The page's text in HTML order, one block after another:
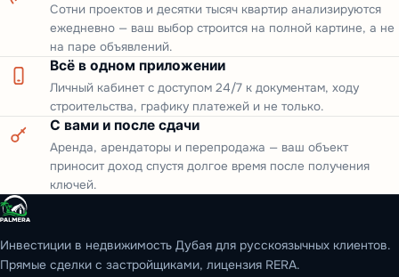
Сотни проектов и десятки тысяч квартир анализируются
ежедневно — ваш выбор строится на полной картине, а не
на паре объявлений.
Всё в одном приложении
Личный кабинет с доступом 24/7 к документам, ходу
строительства, графику платежей и не только.
С вами и после сдачи
Аренда, арендаторы и перепродажа — ваш объект
приносит доход спустя долгое время после получения
ключей.
Инвестиции в недвижимость Дубая для русскоязычных клиентов.
Прямые сделки с застройщиками, лицензия RERA.